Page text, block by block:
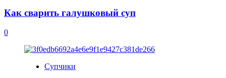
Как сварить галушковый суп
0
Супчики